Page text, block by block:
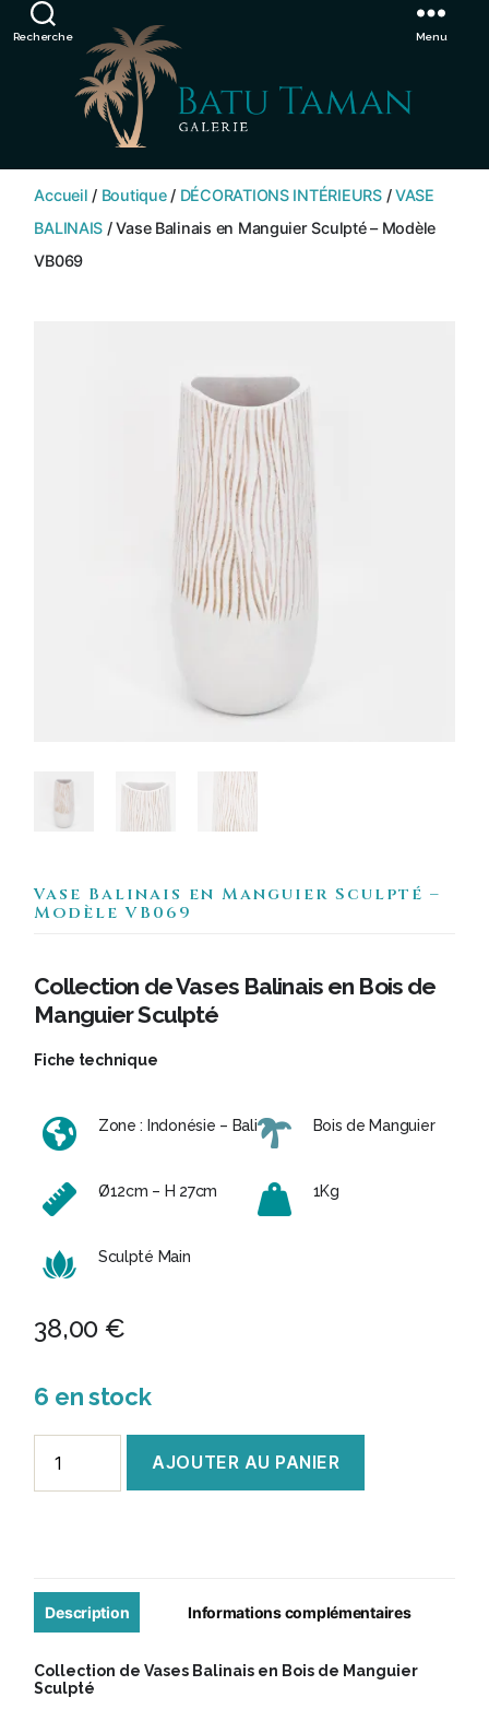
Showroom de Bali, décorations extérieurs et intérieurs Ignorer
Recherche
TAMAN
Menu
Accueil / Boutique/ DÉCORATIONS INTÉRIEURS/VASE
BALINAIS / Vase Balinais en Manguier Sculpté – Modèle
VB069
Vase Balinais en Manguier Sculpté –
Modèle VB069
Collection de Vases Balinais en Bois de
Manguier Sculpté
Fiche technique
Zone : Indonésie – Bali
Ø12cm – H 27cm
Sculpté Main
Bois de Manguier
1Kg
38,00 €
6 en stock
Manguier
-
AJOUTER AU PANIER
Description Informations complémentaires
Collection de Vases Balinais en Bois de Manguier
Sculpté